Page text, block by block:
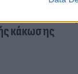
3,5
ο κίνδυνος
κάκωσης